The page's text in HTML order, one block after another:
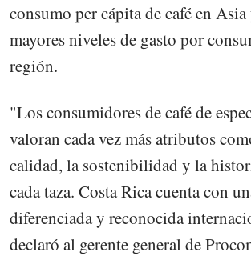
consumo per cápita de café en
mayores niveles de gasto por
región.
"Los consumidores de café de
valoran cada vez más atributos
calidad, la sostenibilidad y la
cada taza. Costa Rica cuenta con
diferenciada y reconocida
declaró al gerente general de